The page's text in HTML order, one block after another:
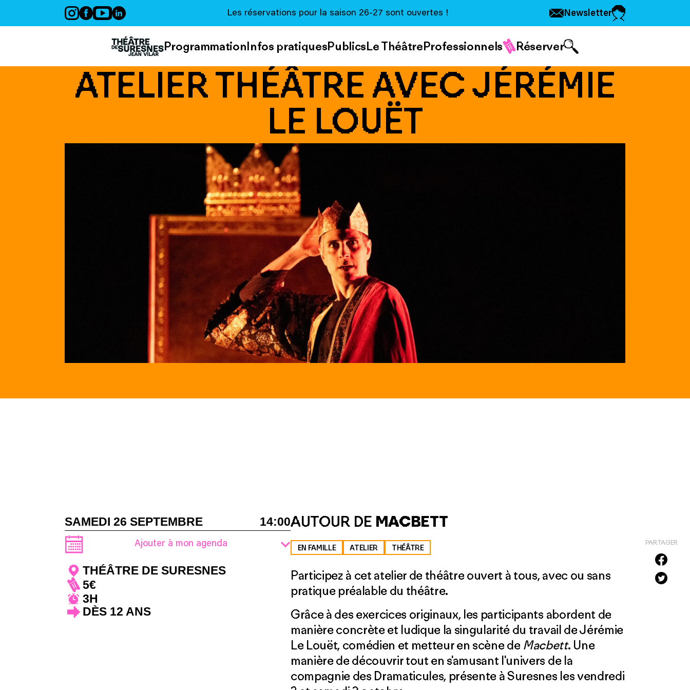
Les réservations pour la saison 26-27 sont ouvertes ! Newsletter
ProgrammationInfos pratiquesPublicsLe ThéâtreProfessionnels Réserver
ATELIER THÉÂTRE AVEC JÉRÉMIE
LE LOUËT
PARTAGER
SAMEDI 26 SEPTEMBRE 14:00
Ajouter à mon agenda
THÉÂTRE DE SURESNES
5€
3H
DÈS 12 ANS
AUTOUR DE MACBETT
EN FAMILLE ATELIER THÉÂTRE
Participez à cet atelier de théâtre ouvert à tous, avec ou sans
pratique préalable du théâtre.
Grâce à des exercices originaux, les participants abordent de
manière concrète et ludique la singularité du travail de Jérémie
Le Louët, comédien et metteur en scène de Macbett. Une
manière de découvrir tout en s'amusant l'univers de la
compagnie des Dramaticules, présente à Suresnes les vendredi
Panneau de gestion des cookies